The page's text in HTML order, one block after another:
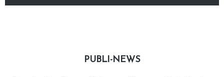
PUBLI-NEWS